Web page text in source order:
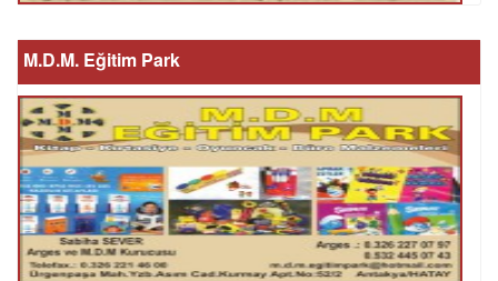
M.D.M. Eğitim Park